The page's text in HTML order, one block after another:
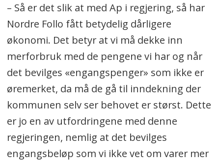
– Så er det slik at med Ap i regjering, så har
Nordre Follo fått betydelig dårligere
økonomi. Det betyr at vi må dekke inn
merforbruk med de pengene vi har og når
det bevilges «engangspenger» som ikke er
øremerket, da må de gå til inndekning der
kommunen selv ser behovet er størst. Dette
er jo en av utfordringene med denne
regjeringen, nemlig at det bevilges
engangsbeløp som vi ikke vet om varer mer